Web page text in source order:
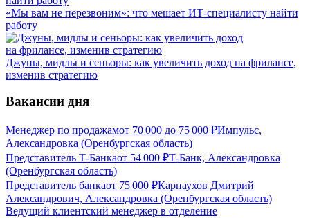
«Мы вам не перезвоним»: что мешает ИТ-специалисту найти
работу
Джуны, мидлы и сеньоры: как увеличить доход на фрилансе,
изменив стратегию
Вакансии дня
Менеджер по продажамот 70 000 до 75 000 ₽Импульс,
Александровка (Оренбургская область)
Представитель Т-Банкаот 54 000 ₽Т-Банк, Александровка
(Оренбургская область)
Представитель банкаот 75 000 ₽Карнаухов Дмитрий
Александрович, Александровка (Оренбургская область)
Ведущий клиентский менеджер в отделение